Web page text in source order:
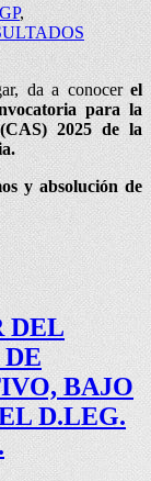
,
da a conocer el
para la
2025 de la
y absolución de
DEL
BAJO
D.LEG.